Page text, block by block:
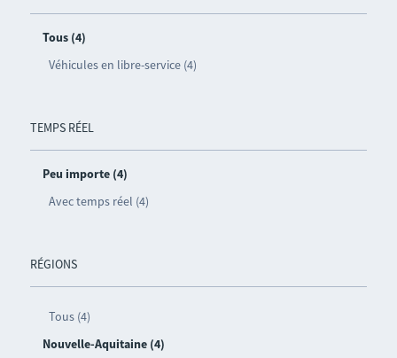
Tous (4)
Véhicules en libre-service (4)
TEMPS RÉEL
Peu importe (4)
Avec temps réel (4)
RÉGIONS
Tous (4)
Nouvelle-Aquitaine (4)